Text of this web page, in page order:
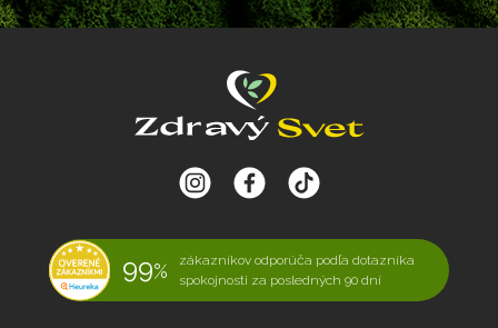
99%
zákazníkov odporúča podľa dotazníka
spokojnosti za posledných 90 dní